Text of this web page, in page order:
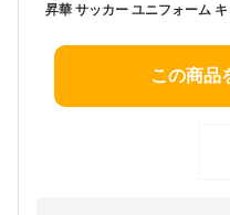
この商品